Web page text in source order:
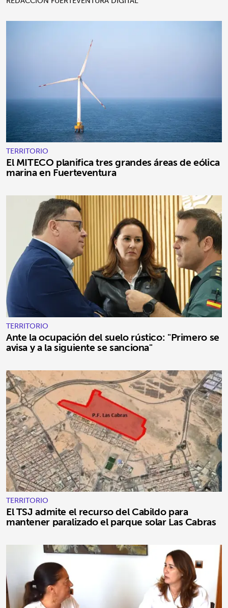
TERRITORIO
El MITECO planifica tres grandes áreas de eólica
marina en Fuerteventura
TERRITORIO
Ante la ocupación del suelo rústico: "Primero se
avisa y a la siguiente se sanciona"
TERRITORIO
El TSJ admite el recurso del Cabildo para
mantener paralizado el parque solar Las Cabras